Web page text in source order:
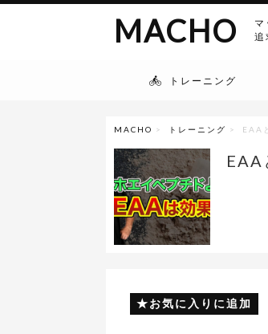
追
MACHO
トレーニング
MACHO > トレーニング > EAA
EAA
お気に入りに追加